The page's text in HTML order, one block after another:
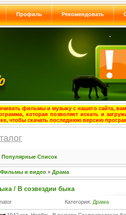
Профиль Рекомендовать
фильмы и музыку с нашего сайта,
которая позволяет искать и
чтобы скачать последнюю версию
Популярные Список
Фильмы и видео » Драма
/ В созвездии быка
Категория: Драма